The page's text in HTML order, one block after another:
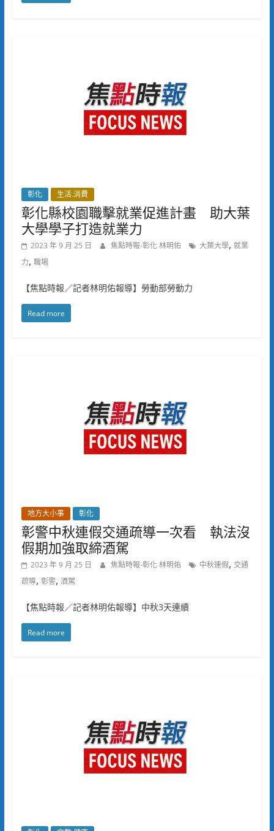
彰化 生活.消費
彰化縣校園職擊就業促進計畫 助大葉
大學學子打造就業力
2023 年 9 月 25 日 焦點時報-彰化 林明佑 大葉大學, 就業
力, 職場
【焦點時報／記者林明佑報導】勞動部勞動力
Read more
地方大小事 彰化
彰警中秋連假交通疏導一次看 執法沒
假期加強取締酒駕
2023 年 9 月 25 日 焦點時報-彰化 林明佑 中秋連假, 交通
疏導, 彰警, 酒駕
【焦點時報／記者林明佑報導】中秋3天連續
Read more